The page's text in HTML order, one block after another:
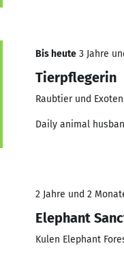
Bis heute 3 Jahre
Tierpflegerin
Raubtier und
Daily animal
2 Jahre und 2
Elephant
Kulen Elephant